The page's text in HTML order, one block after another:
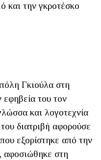
και την γκροτέσκο
Γκιούλα στη
του τον
και λογοτεχνία
διατριβή αφορούσε
εξορίστηκε από την
αφοσιώθηκε στη